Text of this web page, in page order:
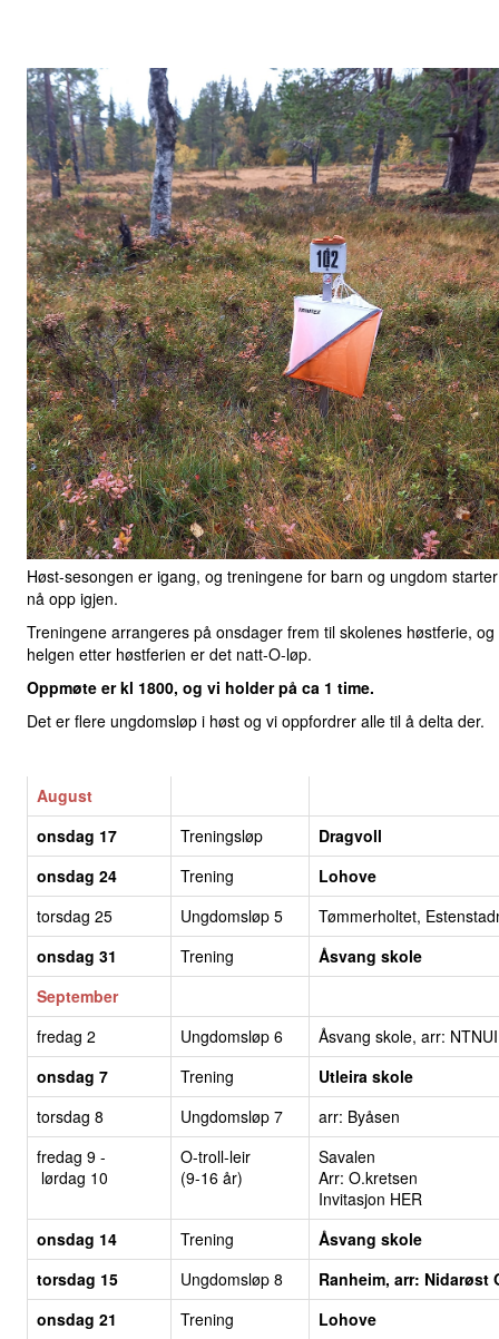
Høst-sesongen er igang, og treningene for barn og ungdom starter
nå opp igjen.
Treningene arrangeres på onsdager frem til skolenes høstferie, og
helgen etter høstferien er det natt-O-løp.
Oppmøte er kl 1800, og vi holder på ca 1 time.
Det er flere ungdomsløp i høst og vi oppfordrer alle til å delta der.
August
onsdag 17
Treningsløp
Dragvoll
onsdag 24
Trening
Lohove
torsdag 25
Ungdomsløp 5
Tømmerholtet,
onsdag 31
Trening
Åsvang skole
September
fredag 2
Ungdomsløp 6
Åsvang skole, arr: NTNUI
onsdag 7
Trening
Utleira skole
torsdag 8
Ungdomsløp 7
arr: Byåsen
fredag 9 -
lørdag 10
O-troll-leir
(9-16 år)
Savalen
Arr: O.kretsen
Invitasjon HER
onsdag 14
Trening
Åsvang skole
torsdag 15
Ungdomsløp 8
Ranheim, arr: Nidarøst
onsdag 21
Trening Lohove